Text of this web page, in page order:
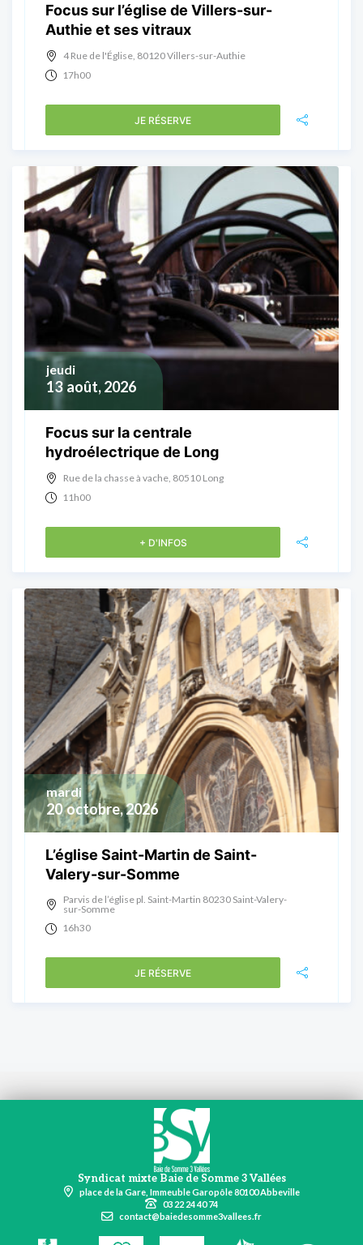
Focus sur l’église de Villers-sur-
Authie et ses vitraux
4 Rue de l'Église, 80120 Villers-sur-Authie
17h00
JE RÉSERVE
13 août, 2026
jeudi
Focus sur la centrale
hydroélectrique de Long
Rue de la chasse à vache, 80510 Long
11h00
+ D'INFOS
20 octobre, 2026
mardi
L’église Saint-Martin de Saint-
Valery-sur-Somme
Parvis de l’église pl. Saint-Martin 80230 Saint-Valery-
sur-Somme
16h30
JE RÉSERVE
Syndicat mixte Baie de Somme 3 Vallées
place de la Gare, Immeuble Garopôle 80100 Abbeville
03 22 24 40 74
contact@baiedesomme3vallees.fr